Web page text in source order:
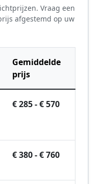
Vraag een
afgestemd op uw
Gemiddelde
prijs
€ 285 - € 570
€ 380 - € 760